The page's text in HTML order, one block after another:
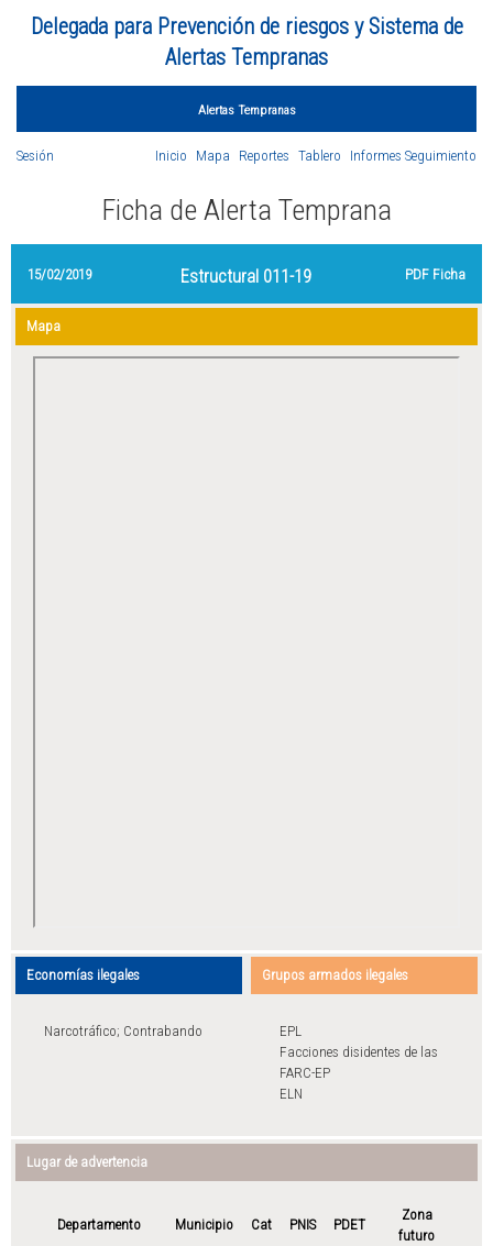
Delegada para Prevención de riesgos y Sistema de
Alertas Tempranas
Alertas Tempranas
Inicio Mapa Reportes Tablero Informes Seguimiento
Sesión
Ficha de Alerta Temprana
15/02/2019 Estructural 011-19 PDF Ficha
Mapa
Economías ilegales
Narcotráfico; Contrabando
Grupos armados ilegales
EPL
Facciones disidentes de las
FARC-EP
ELN
Lugar de advertencia
Departamento Municipio Cat PNIS PDET
Zona
futuro